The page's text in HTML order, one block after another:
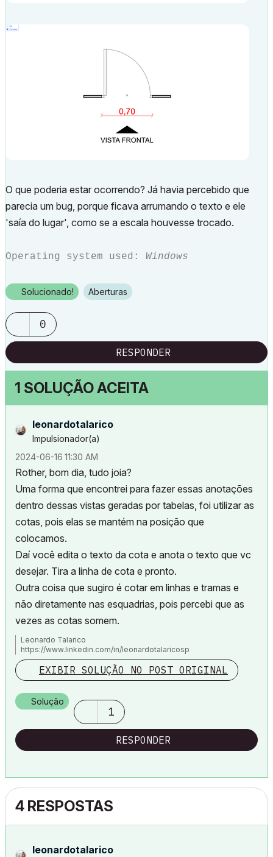
O que poderia estar ocorrendo? Já havia percebido que
parecia um bug, porque ficava arrumando o texto e ele
'saía do lugar', como se a escala houvesse trocado.
Operating system used: Windows
Solucionado! Aberturas
0
RESPONDER
1 SOLUÇÃO ACEITA
leonardotalarico
Impulsionador(a)
‎2024-06-16 11:30 AM
Rother, bom dia, tudo joia?
Uma forma que encontrei para fazer essas anotações
dentro dessas vistas geradas por tabelas, foi utilizar as
cotas, pois elas se mantém na posição que
colocamos.
Daí você edita o texto da cota e anota o texto que vc
desejar. Tira a linha de cota e pronto.
Outra coisa que sugiro é cotar em linhas e tramas e
não diretamente nas esquadrias, pois percebi que as
vezes as cotas somem.
Leonardo Talarico
https://www.linkedin.com/in/leonardotalaricosp
EXIBIR SOLUÇÃO NO POST ORIGINAL
Solução
1
RESPONDER
4 RESPOSTAS
leonardotalarico